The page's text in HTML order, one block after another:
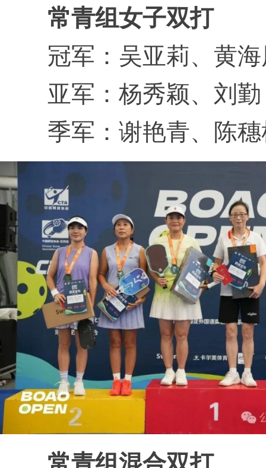
常青组女子双打
冠军：吴亚莉、黄海
亚军：杨秀颖、刘勤
季军：谢艳青、陈穗